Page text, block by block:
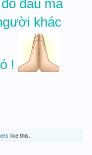
đâu mà
khác
!
like this.